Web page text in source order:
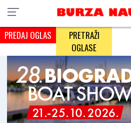
PREDAJ OGLAS
PRETRAŽI
OGLASE